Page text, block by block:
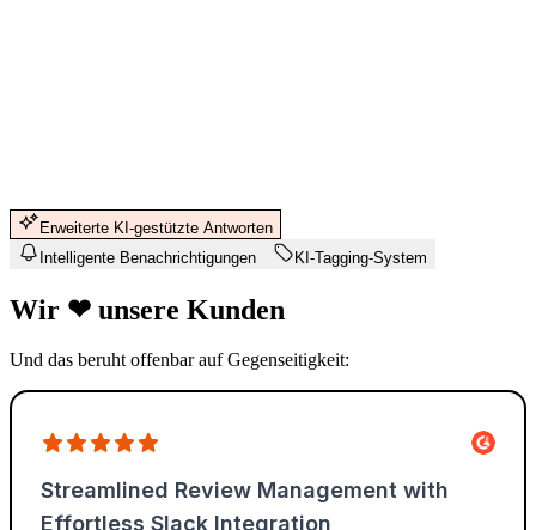
Erweiterte KI-gestützte Antworten
Intelligente Benachrichtigungen
KI-Tagging-System
Wir ❤ unsere Kunden
Und das beruht offenbar auf Gegenseitigkeit: